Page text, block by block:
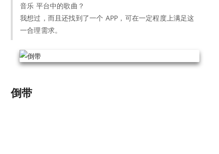
音乐 平台中的歌曲？
我想过，而且还找到了一个 APP，可在一定程度上满足这
一合理需求。
倒带